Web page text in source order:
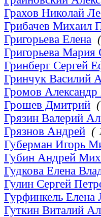
Грахов Николай
Грибачев Михаил
Григорьева Елена
Григорьева Мария
Гринберг Сергей
Гринчук Василий
Громов Александр
Грошев Дмитрий
Грязин Валерий
Грязнов Андрей (
Губерман Игорь
Губин Андрей
Гудкова Елена
Гулин Сергей
Гурфинкель Елена
Гуткин Виталий